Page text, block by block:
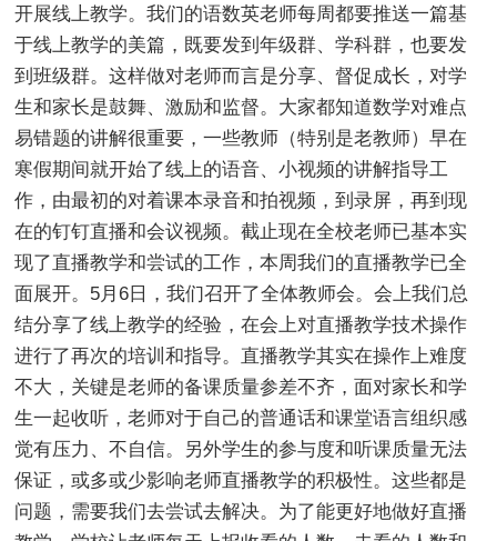
开展线上教学。我们的语数英老师每周都要推送一篇基
于线上教学的美篇，既要发到年级群、学科群，也要发
到班级群。这样做对老师而言是分享、督促成长，对学
生和家长是鼓舞、激励和监督。大家都知道数学对难点
易错题的讲解很重要，一些教师（特别是老教师）早在
寒假期间就开始了线上的语音、小视频的讲解指导工
作，由最初的对着课本录音和拍视频，到录屏，再到现
在的钉钉直播和会议视频。截止现在全校老师已基本实
现了直播教学和尝试的工作，本周我们的直播教学已全
面展开。5月6日，我们召开了全体教师会。会上我们总
结分享了线上教学的经验，在会上对直播教学技术操作
进行了再次的培训和指导。直播教学其实在操作上难度
不大，关键是老师的备课质量参差不齐，面对家长和学
生一起收听，老师对于自己的普通话和课堂语言组织感
觉有压力、不自信。另外学生的参与度和听课质量无法
保证，或多或少影响老师直播教学的积极性。这些都是
问题，需要我们去尝试去解决。为了能更好地做好直播